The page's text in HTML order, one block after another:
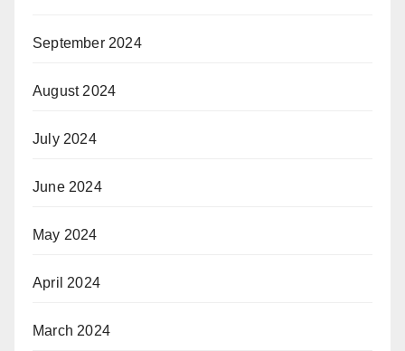
September 2024
August 2024
July 2024
June 2024
May 2024
April 2024
March 2024